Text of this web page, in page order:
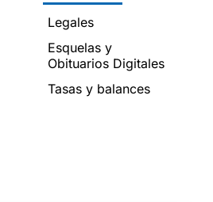
Legales
Esquelas y
Obituarios Digitales
Tasas y balances